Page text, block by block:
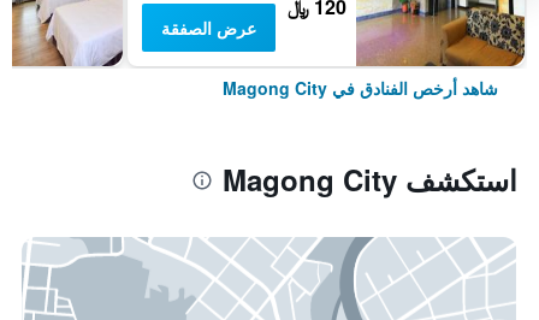
120 ﷼
عرض الصفقة
شاهد أرخص الفنادق في Magong City
استكشف Magong City